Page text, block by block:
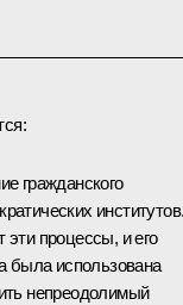
гражданского
эти процессы, и его
была использована
непреодолимый